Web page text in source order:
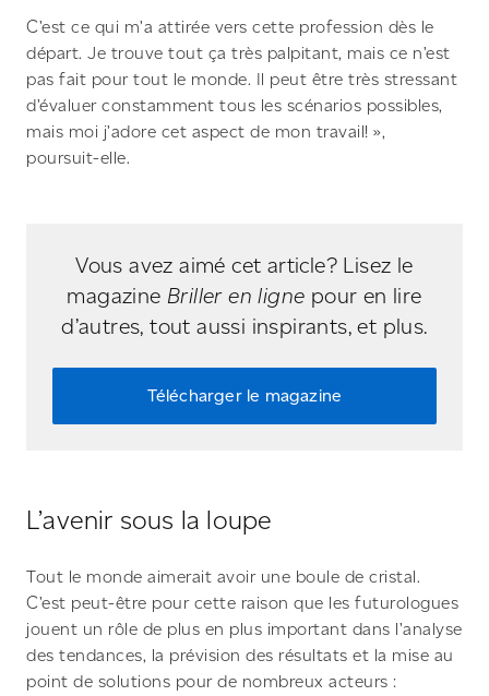
C’est ce qui m’a attirée vers cette profession dès le
départ. Je trouve tout ça très palpitant, mais ce n’est
pas fait pour tout le monde. Il peut être très stressant
d’évaluer constamment tous les scénarios possibles,
mais moi j’adore cet aspect de mon travail! »,
poursuit-elle.
Vous avez aimé cet article? Lisez le
magazine Briller en ligne pour en lire
d’autres, tout aussi inspirants, et plus.
Télécharger le magazine
L’avenir sous la loupe
Tout le monde aimerait avoir une boule de cristal.
C’est peut-être pour cette raison que les futurologues
jouent un rôle de plus en plus important dans l’analyse
des tendances, la prévision des résultats et la mise au
point de solutions pour de nombreux acteurs :